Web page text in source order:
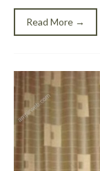
Read More →